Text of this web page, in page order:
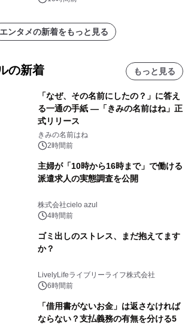
エンタメの新着をもっと見る
の新着 もっと見る
「なぜ、その名前にしたの？」に答え
る一通の手紙 ―「きみの名前はね」正
式リリース
きみの名前はね
2時間前
主婦が「10時から16時まで」で働ける
派遣求人の実態調査を公開
株式会社cielo azul
4時間前
ゴミ出しのストレス、まだ抱えてます
か？
LivelyLifeライブリーライフ株式会社
6時間前
「借用書がないお金」は返さなければ
ならない？支払義務の有無を分ける5